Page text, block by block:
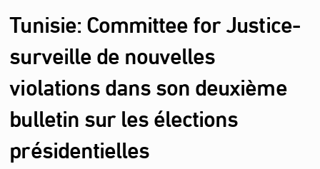
Tunisie: Committee for Justice-
surveille de nouvelles
violations dans son deuxième
bulletin sur les élections
présidentielles